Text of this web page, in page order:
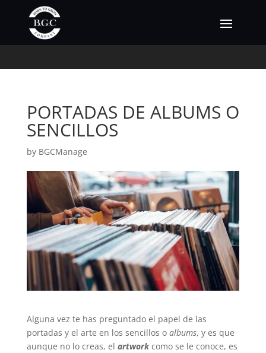
PORTADAS DE ALBUMS O
SENCILLOS
by BGCManage
Alguna vez te has preguntado el papel de las
portadas y el arte en los sencillos o albums, y es que
aunque no lo creas, el artworkcomo se le conoce, es